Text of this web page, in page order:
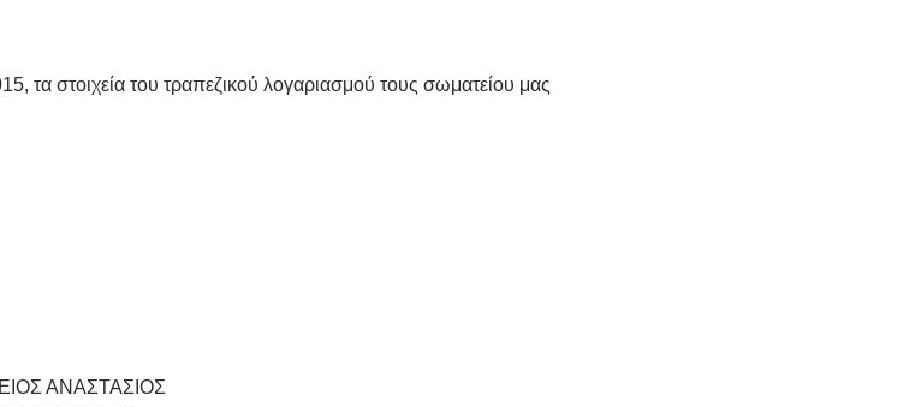
τα στοιχεία του τραπεζικού λογαριασμού τους σωματείου μας
ΑΝΑΣΤΑΣΙΟΣ